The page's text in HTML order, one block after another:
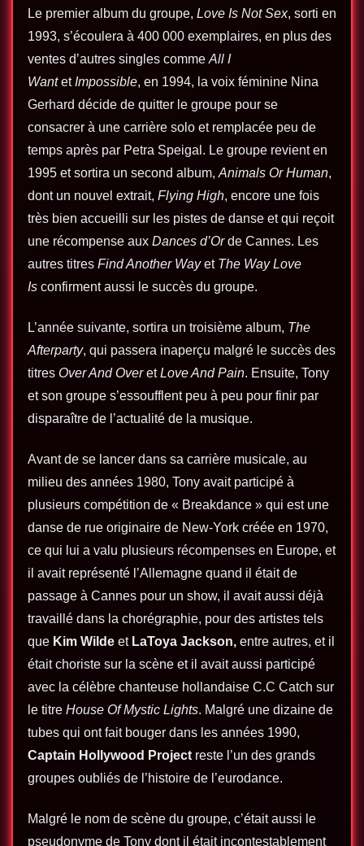
Le premier album du groupe, Love Is Not Sex, sorti en
1993, s’écoulera à 400 000 exemplaires, en plus des
ventes d’autres singles comme All I
Wantet Impossible, en 1994, la voix féminine Nina
Gerhard décide de quitter le groupe pour se
consacrer à une carrière solo et remplacée peu de
temps après par Petra Speigal. Le groupe revient en
1995 et sortira un second album, Animals Or Human,
dont un nouvel extrait, Flying High, encore une fois
très bien accueilli sur les pistes de danse et qui reçoit
une récompense aux Dances d’Orde Cannes. Les
autres titres Find Another Wayet The Way Love
Is confirment aussi le succès du groupe.
L’année suivante, sortira un troisième album, The
Afterparty, qui passera inaperçu malgré le succès des
titres Over And OveretLove And Pain. Ensuite, Tony
et son groupe s’essoufflent peu à peu pour finir par
disparaître de l’actualité de la musique.
Avant de se lancer dans sa carrière musicale, au
milieu des années 1980, Tony avait participé à
plusieurs compétition de « Breakdance » qui est une
danse de rue originaire de New-York créée en 1970,
ce qui lui a valu plusieurs récompenses en Europe, et
il avait représenté l’Allemagne quand il était de
passage à Cannes pour un show, il avait aussi déjà
travaillé dans la chorégraphie, pour des artistes tels
que Kim Wilde et LaToya Jackson, entre autres, et il
était choriste sur la scène et il avait aussi participé
avec la célèbre chanteuse hollandaise C.C Catch sur
le titre House Of Mystic Lights. Malgré une dizaine de
tubes qui ont fait bouger dans les années 1990,
Captain Hollywood Project reste l’un des grands
groupes oubliés de l’histoire de l’eurodance.
Malgré le nom de scène du groupe, c’était aussi le
pseudonyme de Tony dont il était incontestablement